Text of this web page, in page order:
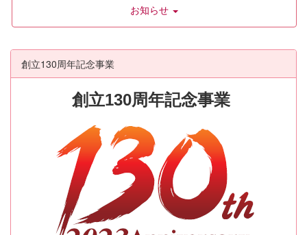
お知らせ
創立130周年記念事業
創立130周年記念事業